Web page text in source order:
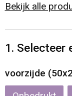
Vrije tijd en
Waterflesjes
Papieren
T-Shirts
Bekijk alle
1. Selecteer
voorzijde